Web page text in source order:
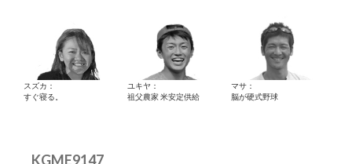
スズカ：
すぐ寝る。
ユキヤ：
祖父農家 米安定供給
マサ：
脳が硬式野球
KGME9147